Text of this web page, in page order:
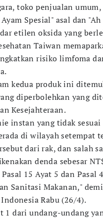
toko penjualan
Spesial" asal dan
etilen oksida yang
Taiwan
risiko limfoma
kedua produk ini
diperbolehkan yang
Kesejahteraan.
instan yang tidak
di wilayah setempat
dari rak, dan salah
denda sebesar
15 Ayat 5 dan Pasal
Sanitasi Makanan,"
Rabu (26/4).
1 dari undang-undang